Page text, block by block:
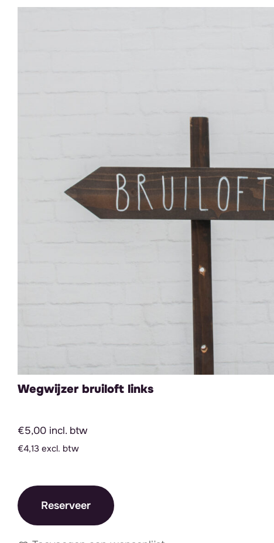
Wegwijzer bruiloft links
€5,00 incl. btw
€4,13 excl. btw
Reserveer